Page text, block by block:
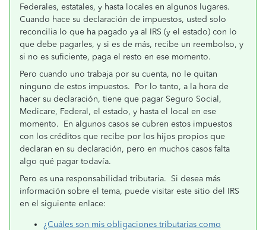
Federales, estatales, y hasta locales en algunos lugares.
Cuando hace su declaración de impuestos, usted solo
reconcilia lo que ha pagado ya al IRS (y el estado) con lo
que debe pagarles, y si es de más, recibe un reembolso, y
si no es suficiente, paga el resto en ese momento.
Pero cuando uno trabaja por su cuenta, no le quitan
ninguno de estos impuestos. Por lo tanto, a la hora de
hacer su declaración, tiene que pagar Seguro Social,
Medicare, Federal, el estado, y hasta el local en ese
momento. En algunos casos se cubren estos impuestos
con los créditos que recibe por los hijos propios que
declaran en su declaración, pero en muchos casos falta
algo qué pagar todavía.
Pero es una responsabilidad tributaria. Si desea más
información sobre el tema, puede visitar este sitio del IRS
en el siguiente enlace:
¿Cuáles son mis obligaciones tributarias como